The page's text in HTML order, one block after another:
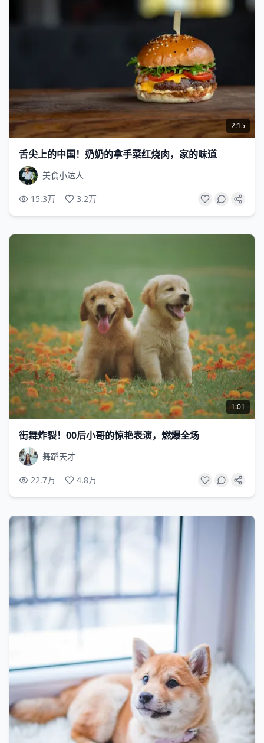
2:15
舌尖上的中国！奶奶的拿手菜红烧肉，家的味道
美食小达人
15.3万 3.2万
1:01
街舞炸裂！00后小哥的惊艳表演，燃爆全场
舞蹈天才
22.7万 4.8万